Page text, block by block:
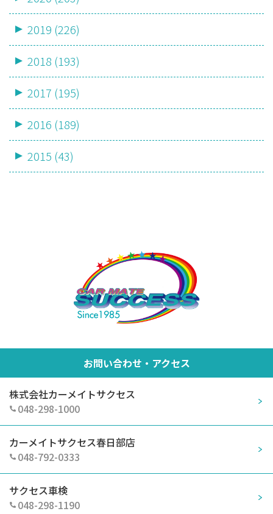
2019 (226)
2018 (193)
2017 (195)
2016 (189)
2015 (43)
お問い合わせ・アクセス
株式会社カーメイトサクセス
048-298-1000
カーメイトサクセス春日部店
048-792-0333
サクセス車検
048-298-1190